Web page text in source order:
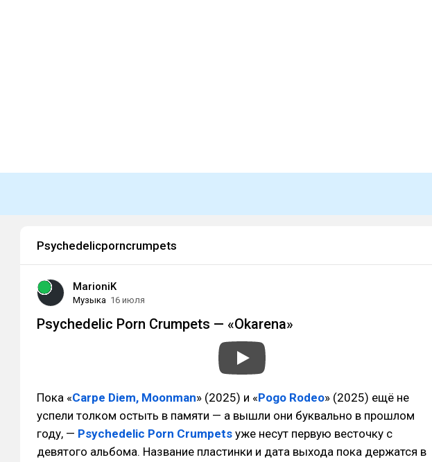
Psychedelicporncrumpets
MarioniK
Музыка 16 июля
Psychedelic Porn Crumpets — «Okarena»
Пока «Carpe Diem, Moonman» (2025) и «Pogo Rodeo» (2025) ещё не
успели толком остыть в памяти — а вышли они буквально в прошлом
году, — Psychedelic Porn Crumpets уже несут первую весточку с
девятого альбома. Название пластинки и дата выхода пока держатся в